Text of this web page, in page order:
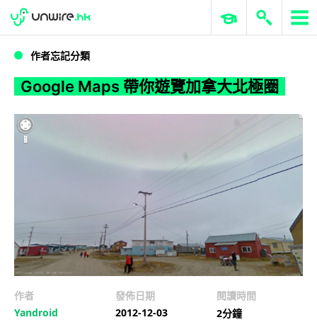
Google Maps 帶你遊覽加拿大北極圈
WWDC 2026 ERP 與商業 AI
作者忘記分類
Google Maps 帶你遊覽加拿大北極圈
作者
Yandroid
發佈日期
2012-12-03
閱讀時間
2分鐘